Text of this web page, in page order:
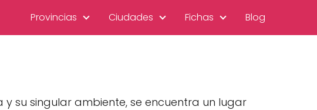
Provincias Ciudades Fichas Blog
su singular ambiente, se encuentra un lugar